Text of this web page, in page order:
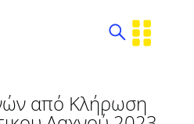
από Κλήρωση